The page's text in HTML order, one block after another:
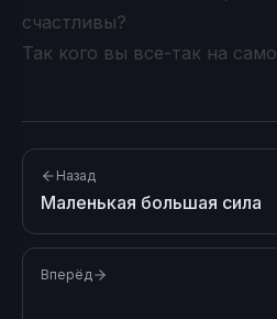
счастливы?
Так кого вы все-так на
Назад
Маленькая большая сила
Вперёд